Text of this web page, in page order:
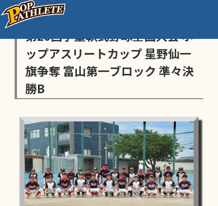
センス・トラストトーナメント
第20回学童軟式野球全国大会 ポ
ップアスリートカップ 星野仙一
旗争奪 富山第一ブロック 準々決
勝B